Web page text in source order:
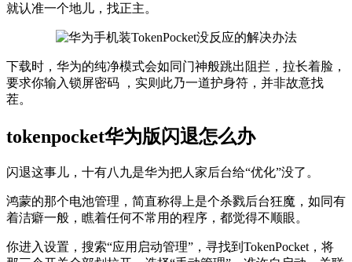
就认准一个地儿，找正主。
下载时，华为的纯净模式会如同门神般跳出阻拦，拉长着脸，
要求你输入锁屏密码 ，实则此乃一道护身符，并非故意找
茬。
tokenpocket华为版闪退怎么办
闪退这事儿，十有八九是华为把人家后台给“优化”没了。
鸿蒙的那个电池管理，简直称得上是个杀戮后台狂魔，如同有
着洁癖一般，瞧着任何不常用的程序，都觉得不顺眼。
你进入设置，搜索“应用启动管理”，寻找到TokenPocket，将